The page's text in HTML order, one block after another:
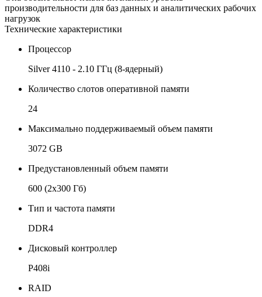
производительности для баз данных и аналитических рабочих
нагрузок
Технические характеристики
Процессор
Silver 4110 - 2.10 ГГц (8-ядерный)
Количество слотов оперативной памяти
24
Максимально поддерживаемый объем памяти
3072 GB
Предустановленный объем памяти
600 (2x300 Гб)
Тип и частота памяти
DDR4
Дисковый контроллер
P408i
RAID